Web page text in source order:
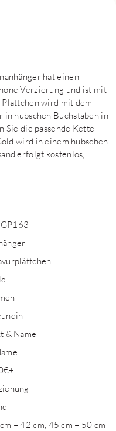
hat einen
Verzierung und ist mit
Plättchen wird mit dem
hübschen Buchstaben in
Sie die passende Kette
wird in einem hübschen
erfolgt kostenlos,
& Name
– 42 cm, 45 cm – 50 cm